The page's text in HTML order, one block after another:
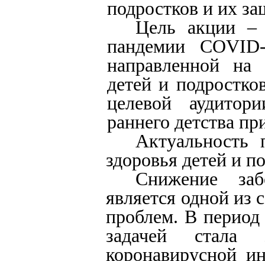
подростков и их
Цель акции –
пандемии COVID-
направленной на
детей и
целевой
раннего детства
Актуальность
здоровья детей и
Снижение
является одной
проблем. В
задачей стала
коронавирусной